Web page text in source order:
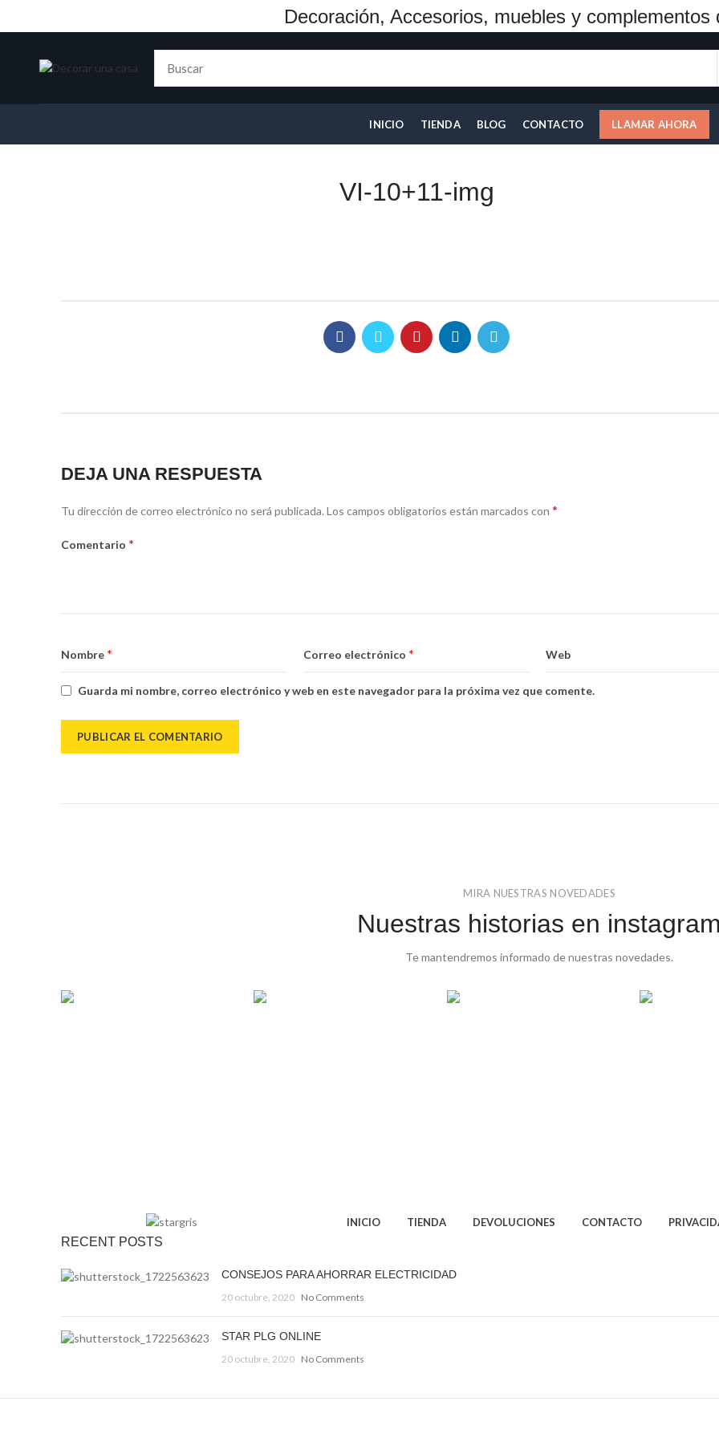
Decoración, Accesorios, muebles y complementos
INICIO TIENDA BLOG CONTACTO LLAMAR AHORA
VI-10+11-img
DEJA UNA RESPUESTA
Tu dirección de correo electrónico no será publicada.Los campos obligatorios están marcados con *
Comentario *
Nombre * Correo electrónico * Web
Guarda mi nombre, correo electrónico y web en este navegador para la próxima vez que comente.
MIRA NUESTRAS NOVEDADES
Nuestras historias en
Te mantendremos informado de nuestras novedades.
INICIO TIENDA DEVOLUCIONES CONTACTO
RECENT POSTS
CONSEJOS PARA AHORRAR ELECTRICIDAD
20 octubre, 2020 No Comments
STAR PLG ONLINE
20 octubre, 2020 No Comments